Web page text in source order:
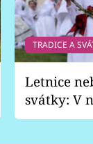
TRADICE A
Letnice
svátky: V
pondělí